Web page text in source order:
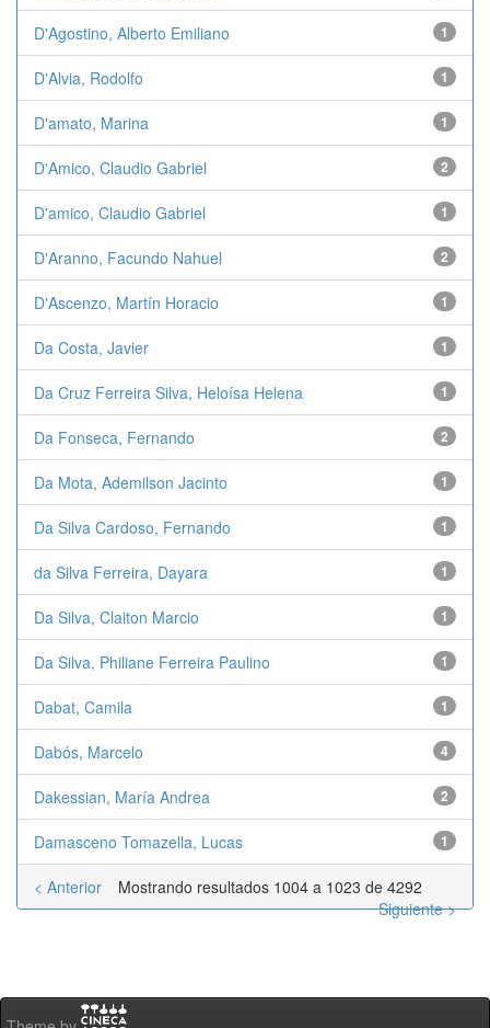
D'Agostino, Alberto Emiliano 1
D'Alvia, Rodolfo 1
D'amato, Marina 1
D'Amico, Claudio Gabriel 2
D'amico, Claudio Gabriel 1
D'Aranno, Facundo Nahuel 2
D'Ascenzo, Martín Horacio 1
Da Costa, Javier 1
Da Cruz Ferreira Silva, Heloísa Helena 1
Da Fonseca, Fernando 2
Da Mota, Ademilson Jacinto 1
Da Silva Cardoso, Fernando 1
da Silva Ferreira, Dayara 1
Da Silva, Claiton Marcio 1
Da Silva, Philiane Ferreira Paulino 1
Dabat, Camila 1
Dabós, Marcelo 4
Dakessian, María Andrea 2
Damasceno Tomazella, Lucas 1
Mostrando resultados 1004 a 1023 de 4292
< Anterior
Siguiente >